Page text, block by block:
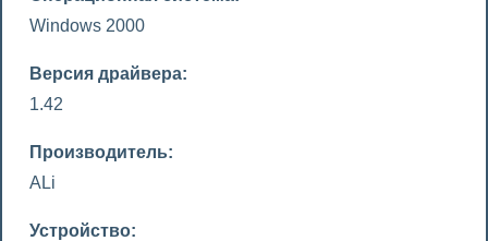
Windows 2000
Версия драйвера:
1.42
Производитель:
ALi
Устройство: